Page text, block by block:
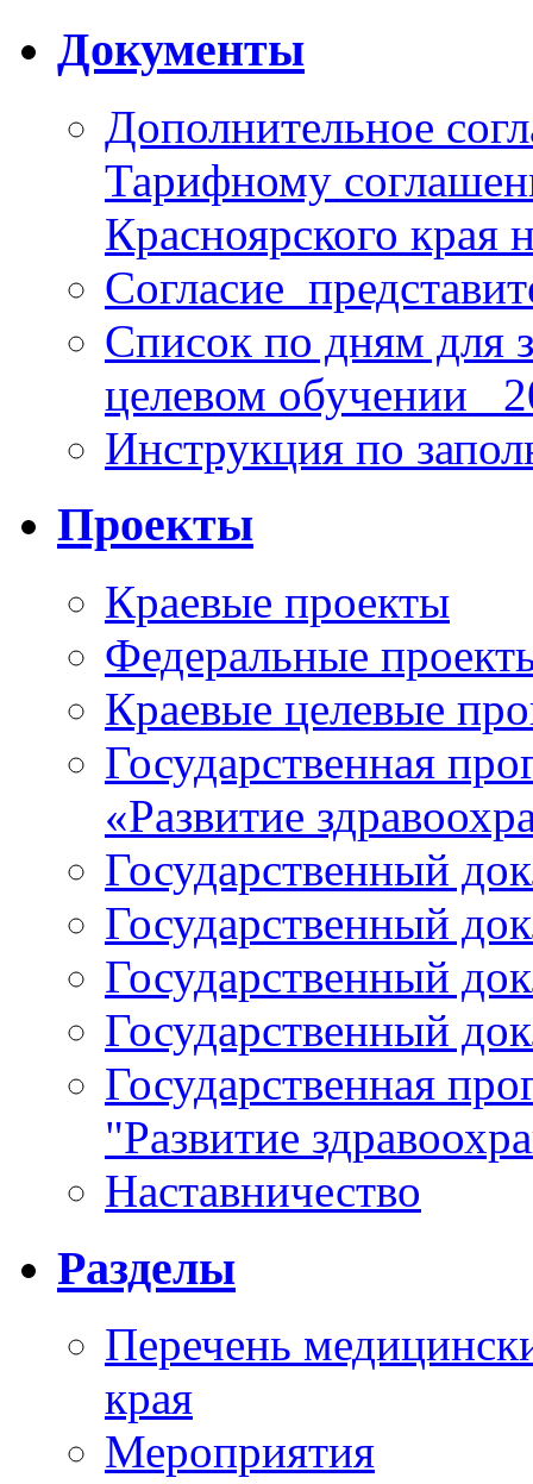
Документы
Дополнительное
Тарифному
Красноярского края
Список по дням для
целевом обучении_
Инструкция по
Проекты
Краевые проекты
Федеральные
Краевые целевые
Государственная
«Развитие
Государственный
Государственный
Государственный
Государственный
Государственная
"Развитие
Наставничество
Разделы
Перечень
края
Мероприятия